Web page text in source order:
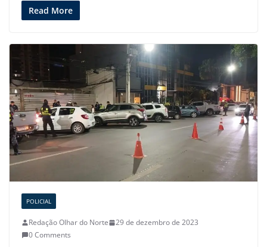
Read More
POLICIAL
Redação Olhar do Norte
29 de dezembro de 2023
0 Comments